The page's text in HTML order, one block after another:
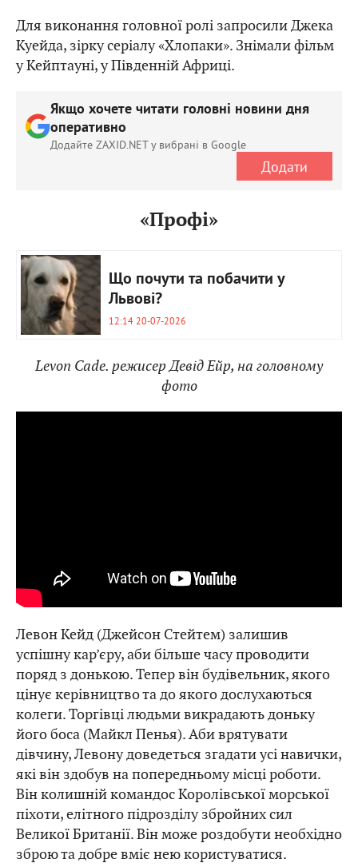
Для виконання головної ролі запросили Джека
Куейда, зірку серіалу «Хлопаки». Знімали фільм
у Кейптауні, у Південній Африці.
Якщо хочете читати головні новини дня
оперативно
Додайте ZAXID.NET у вибрані в Google
Додати
«Профі»
Що почути та побачити у
Львові?
12:14 20-07-2026
Levon Cade. режисер Девід Ейр, на головному
фото
Левон Кейд (Джейсон Стейтем) залишив
успішну кар’єру, аби більше часу проводити
поряд з донькою. Тепер він будівельник, якого
цінує керівництво та до якого дослухаються
колеги. Торгівці людьми викрадають доньку
його боса (Майкл Пенья). Аби врятувати
дівчину, Левону доведеться згадати усі навички,
які він здобув на попередньому місці роботи.
Він колишній командос Королівської морської
піхоти, елітного підрозділу збройних сил
Великої Британії. Він може роздобути необхідно
зброю та добре вміє нею користуватися.